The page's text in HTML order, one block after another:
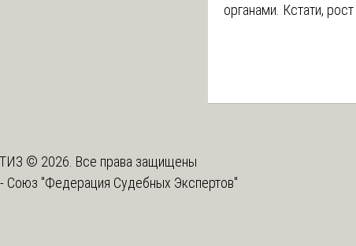
органами. Кстати,
© 2026. Все права защищены
Союз "Федерация Судебных Экспертов"